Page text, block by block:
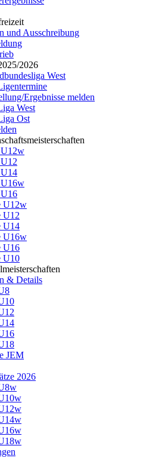
und Ausschreibung
2026
West
Ergebnisse melden
West
Ost
U12w
U12
U14
U16w
U16
U10
& Details
JEM
2026